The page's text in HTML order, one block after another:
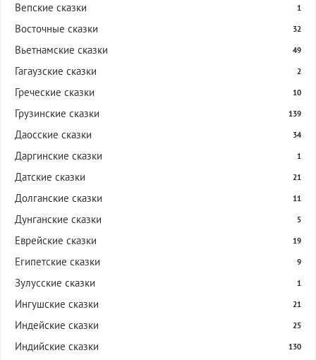
Вепские сказки 1
Восточные сказки 32
Вьетнамские сказки 49
Гагаузские сказки 2
Греческие сказки 10
Грузинские сказки 139
Даосские сказки 34
Даргинские сказки 1
Датские сказки 21
Долганские сказки 11
Дунганские сказки 5
Еврейские сказки 19
Египетские сказки 9
Зулусские сказки 1
Ингушские сказки 21
Индейские сказки 25
Индийские сказки 130